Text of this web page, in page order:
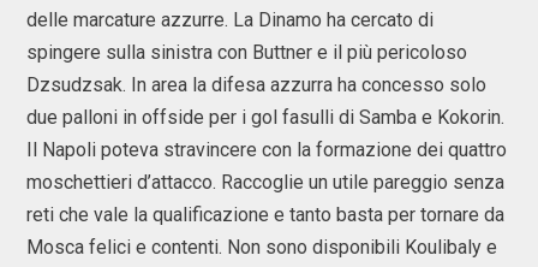
delle marcature azzurre. La Dinamo ha cercato di
spingere sulla sinistra con Buttner e il più pericoloso
Dzsudzsak. In area la difesa azzurra ha concesso solo
due palloni in offside per i gol fasulli di Samba e Kokorin.
Il Napoli poteva stravincere con la formazione dei quattro
moschettieri d’attacco. Raccoglie un utile pareggio senza
reti che vale la qualificazione e tanto basta per tornare da
Mosca felici e contenti. Non sono disponibili Koulibaly e